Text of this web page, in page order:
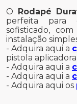
O Rodapé
perfeita para
sofisticado,
instalação
- Adquira aqui a
pistola
- Adquira aqui a
- Adquira aqui a
- Adquira aqui os